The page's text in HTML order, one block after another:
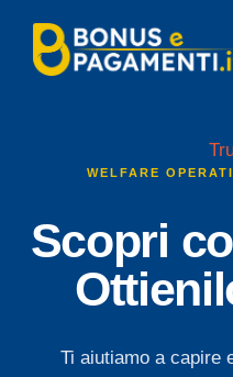
contenuto
WELFARE
Scopri
Ti aiutiamo a capire